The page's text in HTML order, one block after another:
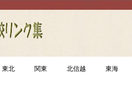
東北 関東 北信越 東海